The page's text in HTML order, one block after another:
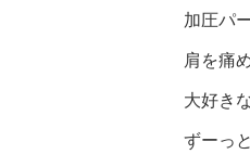
加圧パ
肩を痛
大好き
ずーっ